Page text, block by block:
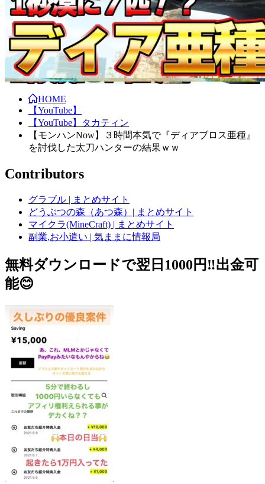
HOME
【YouTube】
【YouTube】タカティン
【モンハンNow】３時間本気で『ディアブロス亜種』
を討伐した太刀ハンターの結果ｗｗ
Contributors
グラブル | まとめサイト
どうぶつの森（あつ森）| まとめサイト
マイクラ(MineCraft) | まとめサイト
副業,お小遣い | 気ままに情報局
無料ダウンロードで翌日1000円‼️出金可
能😊